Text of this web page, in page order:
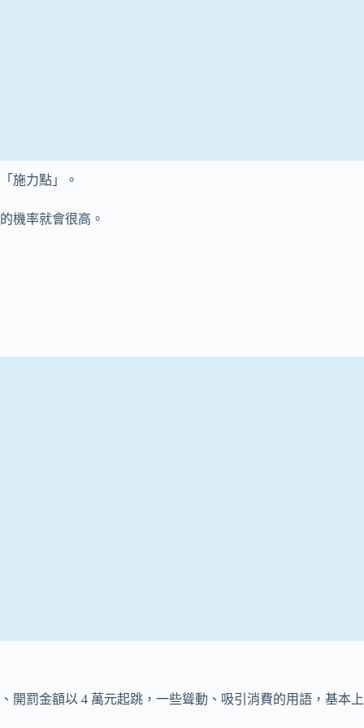
施力點」。
機率就會很高。
開罰金額以 4 萬元起跳，一些聳動、吸引消費的用語，基本上